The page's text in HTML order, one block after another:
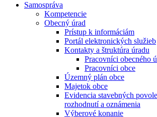
Samospráva
Kompetencie
Obecný úrad
Prístup k informáciám
Portál elektronických služieb
Kontakty a štruktúra úradu
Pracovníci obecného
Pracovníci obce
Územný plán obce
Majetok obce
Evidencia stavebných
rozhodnutí a oznámenia
Výberové konanie